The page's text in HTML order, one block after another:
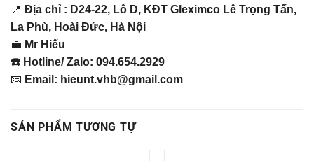
📍 Địa chỉ : D24-22, Lô D, KĐT Gleximco Lê Trọng Tấn,
La Phù, Hoài Đức, Hà Nội
💼 Mr Hiếu
☎️ Hotline/ Zalo: 094.654.2929
📧 Email: hieunt.vhb@gmail.com
SẢN PHẨM TƯƠNG TỰ